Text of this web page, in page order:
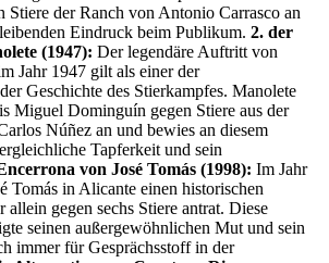
Stiere der Ranch von Antonio Carrasco an
Eindruck beim Publikum. 2. der
(1947): Der legendäre Auftritt von
Jahr 1947 gilt als einer der
Geschichte des Stierkampfes. Manolete
Miguel Dominguín gegen Stiere aus der
Núñez an und bewies an diesem
Tapferkeit und sein
von José Tomás (1998): Im Jahr
Tomás in Alicante einen historischen
allein gegen sechs Stiere antrat. Diese
seinen außergewöhnlichen Mut und sein
immer für Gesprächsstoff in der